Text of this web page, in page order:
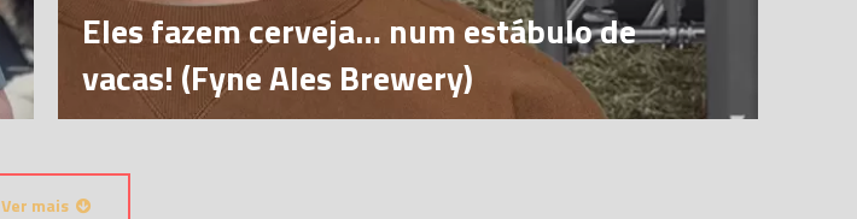
Eles fazem cerveja… num estábulo de
vacas! (Fyne Ales Brewery)
Ver mais